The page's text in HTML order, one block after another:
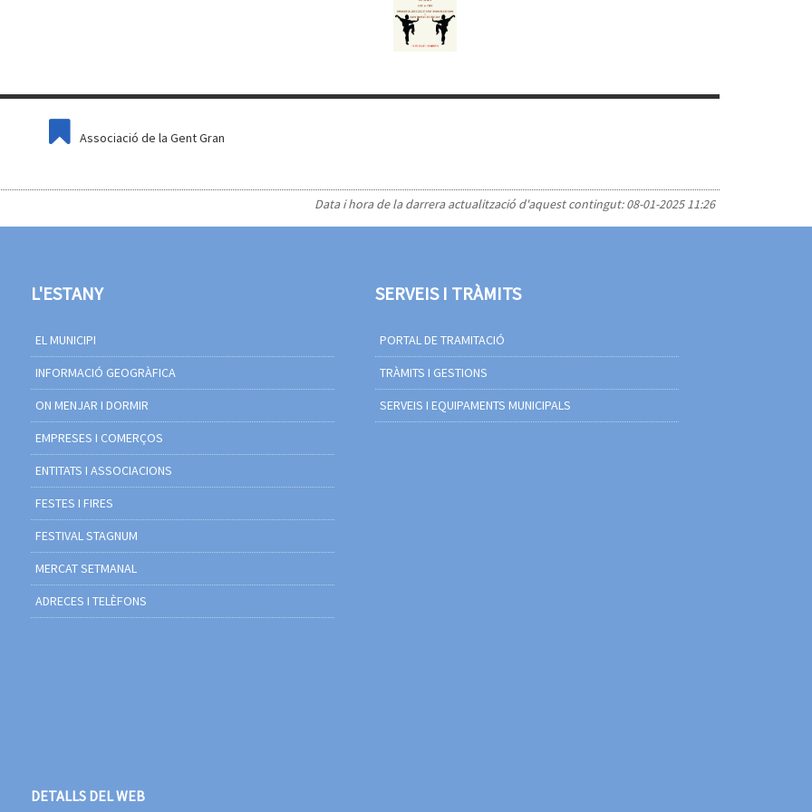
Associació de la Gent Gran
Data i hora de la darrera actualització d'aquest contingut:08-01-2025 11:26
L'ESTANY
EL MUNICIPI
INFORMACIÓ GEOGRÀFICA
ON MENJAR I DORMIR
EMPRESES I COMERÇOS
ENTITATS I ASSOCIACIONS
FESTES I FIRES
FESTIVAL STAGNUM
MERCAT SETMANAL
ADRECES I TELÈFONS
SERVEIS I TRÀMITS
PORTAL DE TRAMITACIÓ
TRÀMITS I GESTIONS
SERVEIS I EQUIPAMENTS MUNICIPALS
DETALLS DEL WEB